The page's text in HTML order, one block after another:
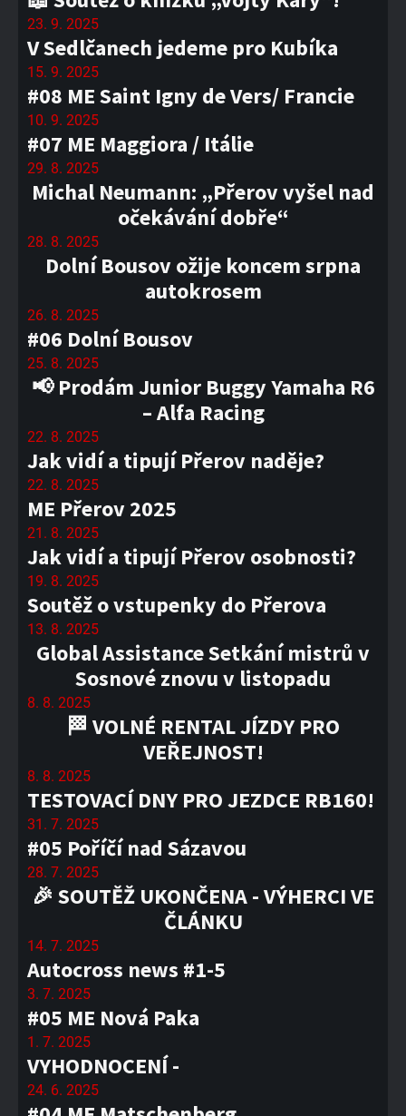
23. 9. 2025
V Sedlčanech jedeme pro Kubíka
15. 9. 2025
#08 ME Saint Igny de Vers/ Francie
10. 9. 2025
#07 ME Maggiora / Itálie
29. 8. 2025
Michal Neumann: „Přerov vyšel nad
očekávání dobře“
28. 8. 2025
Dolní Bousov ožije koncem srpna
autokrosem
26. 8. 2025
#06 Dolní Bousov
25. 8. 2025
📢 Prodám Junior Buggy Yamaha R6
– Alfa Racing
22. 8. 2025
Jak vidí a tipují Přerov naděje?
22. 8. 2025
ME Přerov 2025
21. 8. 2025
Jak vidí a tipují Přerov osobnosti?
19. 8. 2025
Soutěž o vstupenky do Přerova
13. 8. 2025
Global Assistance Setkání mistrů v
Sosnové znovu v listopadu
8. 8. 2025
🏁 VOLNÉ RENTAL JÍZDY PRO
VEŘEJNOST!
8. 8. 2025
TESTOVACÍ DNY PRO JEZDCE RB160!
31. 7. 2025
#05 Poříčí nad Sázavou
28. 7. 2025
🎉 SOUTĚŽ UKONČENA - VÝHERCI VE
ČLÁNKU
14. 7. 2025
Autocross news #1-5
3. 7. 2025
#05 ME Nová Paka
1. 7. 2025
VYHODNOCENÍ -
24. 6. 2025